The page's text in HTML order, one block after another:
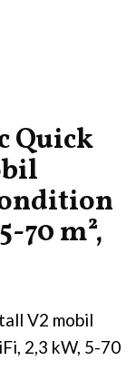
Quick
70 m²,